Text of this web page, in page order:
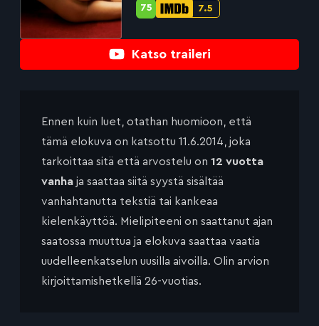
Katso traileri
IMDb-
7.5
Metascore-
75
Ennen kuin luet, otathan huomioon, että
tämä elokuva on katsottu 11.6.2014, joka
tarkoittaa sitä että arvostelu on 12 vuotta
vanha ja saattaa siitä syystä sisältää
vanhahtanutta tekstiä tai kankeaa
kielenkäyttöä. Mielipiteeni on saattanut ajan
saatossa muuttua ja elokuva saattaa vaatia
uudelleenkatselun uusilla aivoilla. Olin arvion
kirjoittamishetkellä 26-vuotias.